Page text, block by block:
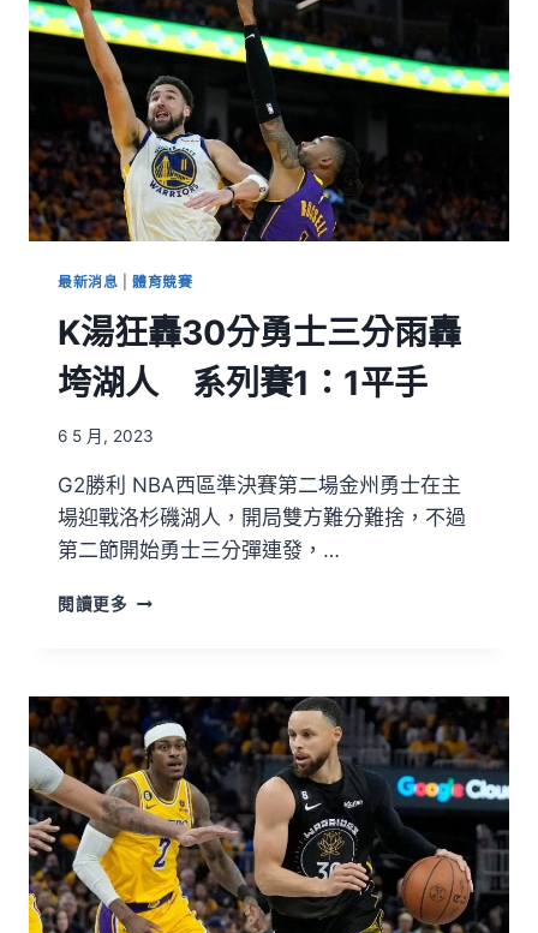
最新消息 |體育競賽
K湯狂轟30分勇士三分雨轟
垮湖人 系列賽1：1平手
6 5 月, 2023
G2勝利 NBA西區準決賽第二場金州勇士在主
場迎戰洛杉磯湖人，開局雙方難分難捨，不過
第二節開始勇士三分彈連發，…
閱讀更多